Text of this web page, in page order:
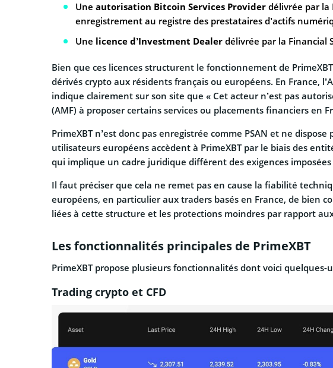
Une autorisation Bitcoin Services Provider délivrée par la
enregistrement au registre des prestataires d’actifs
Une licence d’Investment Dealer délivrée par la Financial
Bien que ces licences structurent le fonctionnement de
dérivés crypto aux résidents français ou européens. En France,
indique clairement sur son site que « Cet acteur n’est pas
(AMF) à proposer certains services ou placements financiers en
PrimeXBT n’est donc pas enregistrée comme PSAN et ne
utilisateurs européens accèdent à PrimeXBT par le biais des
qui implique un cadre juridique différent des exigences imposées
Il faut préciser que cela ne remet pas en cause la fiabilité
européens, en particulier aux traders basés en France, de bien
liées à cette structure et les protections moindres par rapport
Les fonctionnalités principales de PrimeXBT
PrimeXBT propose plusieurs fonctionnalités dont voici quelques-
Trading crypto et CFD